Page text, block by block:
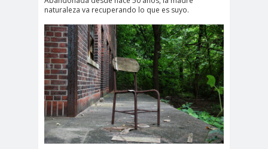
naturaleza va recuperando lo que es suyo.